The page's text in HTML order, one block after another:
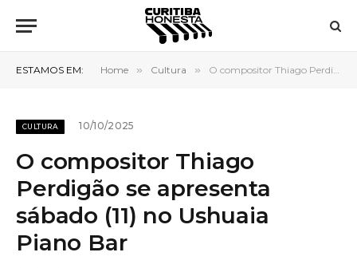
ESTAMOS EM: Home » Cultura » O compositor Thiago Perdigão se apresenta sábado (11) no Ushuaia Piano Bar
CULTURA 10/10/2025
O compositor Thiago
Perdigão se apresenta
sábado (11) no Ushuaia
Piano Bar